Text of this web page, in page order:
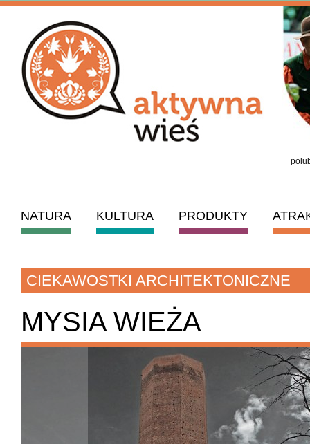
NATURA KULTURA PRODUKTY
CIEKAWOSTKI ARCHITEKTONICZNE
MYSIA WIEŻA